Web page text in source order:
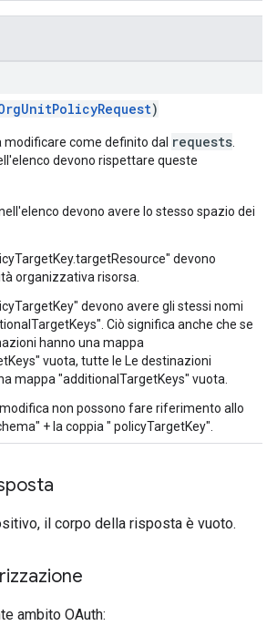
)
modificare come definito dal requests
devono rispettare queste
devono avere lo stesso spazio dei
devono
organizzativa risorsa.
devono avere gli stessi nomi
Ciò significa anche che se
hanno una mappa
vuota, tutte le Le destinazioni
mappa "additionalTargetKeys" vuota.
non possono fare riferimento allo
+ la coppia " policyTargetKey".
il corpo della risposta è vuoto.
ambito OAuth: